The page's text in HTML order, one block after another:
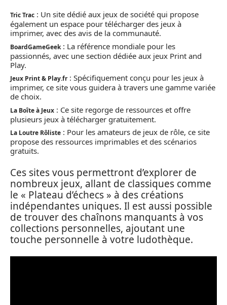
Tric Trac : Un site dédié aux jeux de société qui propose
également un espace pour télécharger des jeux à
imprimer, avec des avis de la communauté.
BoardGameGeek : La référence mondiale pour les
passionnés, avec une section dédiée aux jeux Print and
Play.
Jeux Print & Play.fr: Spécifiquement conçu pour les jeux à
imprimer, ce site vous guidera à travers une gamme variée
de choix.
La Boîte à Jeux : Ce site regorge de ressources et offre
plusieurs jeux à télécharger gratuitement.
La Loutre Rôliste : Pour les amateurs de jeux de rôle, ce site
propose des ressources imprimables et des scénarios
gratuits.
Ces sites vous permettront d’explorer de
nombreux jeux, allant de classiques comme
le « Plateau d’échecs » à des créations
indépendantes uniques. Il est aussi possible
de trouver des chaînons manquants à vos
collections personnelles, ajoutant une
touche personnelle à votre ludothèque.